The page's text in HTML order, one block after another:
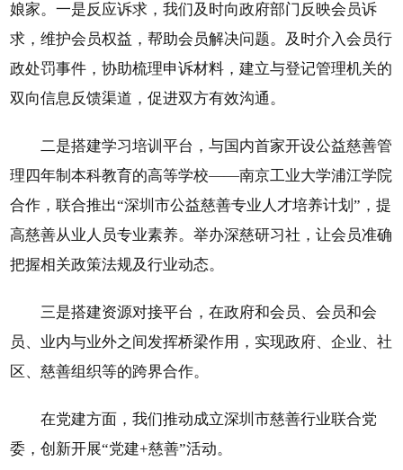
娘家。一是反应诉求，我们及时向政府部门反映会员诉
求，维护会员权益，帮助会员解决问题。及时介入会员行
政处罚事件，协助梳理申诉材料，建立与登记管理机关的
双向信息反馈渠道，促进双方有效沟通。
二是搭建学习培训平台，与国内首家开设公益慈善管
理四年制本科教育的高等学校——南京工业大学浦江学院
合作，联合推出“深圳市公益慈善专业人才培养计划”，提
高慈善从业人员专业素养。举办深慈研习社，让会员准确
把握相关政策法规及行业动态。
三是搭建资源对接平台，在政府和会员、会员和会
员、业内与业外之间发挥桥梁作用，实现政府、企业、社
区、慈善组织等的跨界合作。
在党建方面，我们推动成立深圳市慈善行业联合党
委，创新开展“党建+慈善”活动。